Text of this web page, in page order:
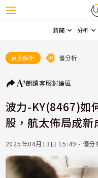
新聞 分析
台股解析 優分析
朗讀客服討論區
波力-KY(8467)如
股，航太佈局成新
2025年04月13日 15:49 - 優分